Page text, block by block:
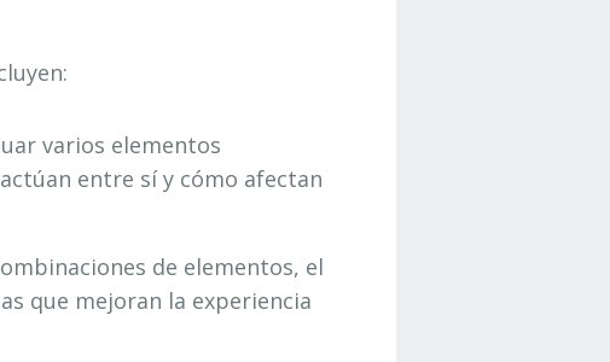
varios elementos
entre sí y cómo afectan
de elementos, el
que mejoran la experiencia